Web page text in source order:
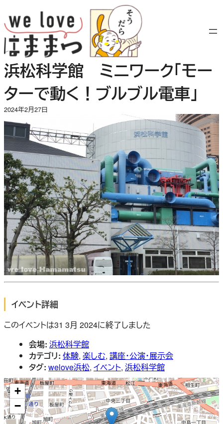
容
を
ス
キ
ッ
プ
浜松科学館 ミニワーク「モー
ターで動く！ブルブル電車」
2024年2月27日
イベント詳細
このイベントは31 3月 2024に終了しました
会場: 浜松科学館
カテゴリ: 体験, 楽しむ, 講座・公演・展示会
タグ: welove浜松, イベント, 浜松科学館
+
−